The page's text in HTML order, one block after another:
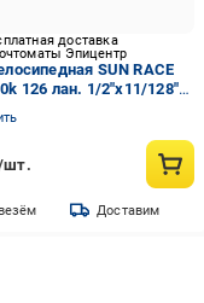
доставка
Эпицентр
SUN RACE
126 лан. 1/2"x11/128"
(CHA-23-76)
шт.
Доставим